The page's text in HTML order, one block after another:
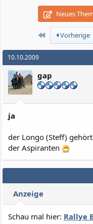
Neues
ErsteVorherige
10.10.2009
gap
ja
der Longo (Steff)
der Aspiranten
Anzeige
Schau mal hier: Rallye